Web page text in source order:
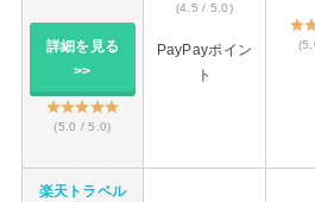
詳細を見る
>>
(5.0 / 5.0)
(4.5 / 5.0)
PayPayポイン
ト
楽天トラベル